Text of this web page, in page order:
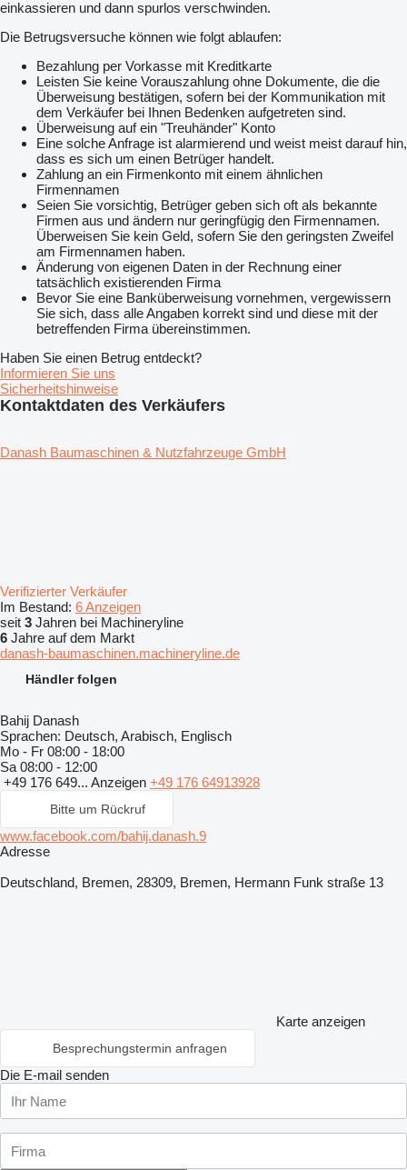
einkassieren und dann spurlos verschwinden.
Die Betrugsversuche können wie folgt ablaufen:
Bezahlung per Vorkasse mit Kreditkarte
Leisten Sie keine Vorauszahlung ohne Dokumente, die die
Überweisung bestätigen, sofern bei der Kommunikation mit
dem Verkäufer bei Ihnen Bedenken aufgetreten sind.
Überweisung auf ein "Treuhänder" Konto
Eine solche Anfrage ist alarmierend und weist meist darauf hin,
dass es sich um einen Betrüger handelt.
Zahlung an ein Firmenkonto mit einem ähnlichen
Firmennamen
Seien Sie vorsichtig, Betrüger geben sich oft als bekannte
Firmen aus und ändern nur geringfügig den Firmennamen.
Überweisen Sie kein Geld, sofern Sie den geringsten Zweifel
am Firmennamen haben.
Änderung von eigenen Daten in der Rechnung einer
tatsächlich existierenden Firma
Bevor Sie eine Banküberweisung vornehmen, vergewissern
Sie sich, dass alle Angaben korrekt sind und diese mit der
betreffenden Firma übereinstimmen.
Haben Sie einen Betrug entdeckt?
Informieren Sie uns
Sicherheitshinweise
Kontaktdaten des Verkäufers
Danash Baumaschinen & Nutzfahrzeuge GmbH
Verifizierter Verkäufer
Im Bestand: 6 Anzeigen
seit 3 Jahren bei Machineryline
6 Jahre auf dem Markt
danash-baumaschinen.machineryline.de
Händler folgen
Bahij Danash
Sprachen: Deutsch, Arabisch, Englisch
Mo - Fr 08:00 - 18:00
Sa 08:00 - 12:00
+49 176 649... Anzeigen +49 176 64913928
Bitte um Rückruf
www.facebook.com/bahij.danash.9
Adresse
Deutschland, Bremen, 28309, Bremen, Hermann Funk straße 13
Karte anzeigen
Besprechungstermin anfragen
Die E-mail senden